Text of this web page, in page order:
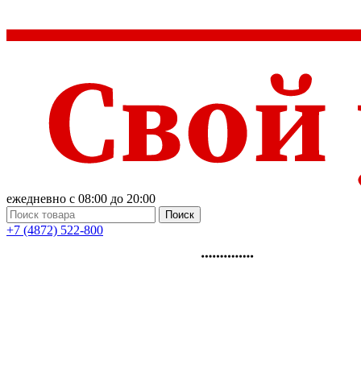
ежедневно с 08:00 до 20:00
Поиск
+7 (4872) 522-800